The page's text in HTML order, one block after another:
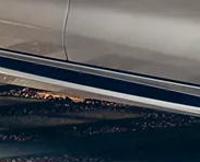
Toyota
När varje jobb